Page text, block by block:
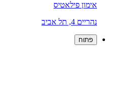
אימון פילאטיס
נהריים 4, תל אביב
פתוח